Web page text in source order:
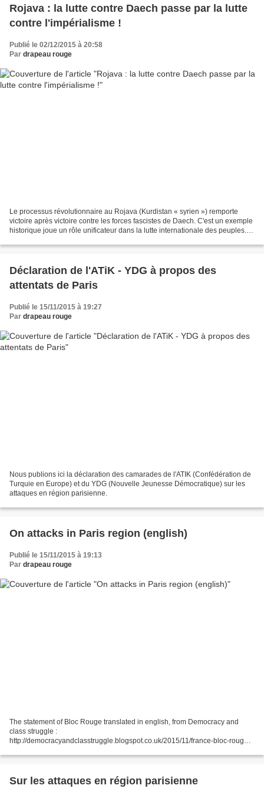
Rojava : la lutte contre Daech passe par la lutte
contre l'impérialisme !
Publié le 02/12/2015 à 20:58
Par drapeau rouge
Le processus révolutionnaire au Rojava (Kurdistan « syrien ») remporte
victoire après victoire contre les forces fascistes de Daech. C'est un exemple
historique joue un rôle unificateur dans la lutte internationale des peuples.
Déclaration de l'ATiK - YDG à propos des
attentats de Paris
Publié le 15/11/2015 à 19:27
Par drapeau rouge
Nous publions ici la déclaration des camarades de l'ATIK (Confédération de
Turquie en Europe) et du YDG (Nouvelle Jeunesse Démocratique) sur les
attaques en région parisienne.
On attacks in Paris region (english)
Publié le 15/11/2015 à 19:13
Par drapeau rouge
The statement of Bloc Rouge translated in english, from Democracy and
class struggle :
http://democracyandclasstruggle.blogspot.co.uk/2015/11/france-bloc-rouge-
grand scale, with...
Sur les attaques en région parisienne